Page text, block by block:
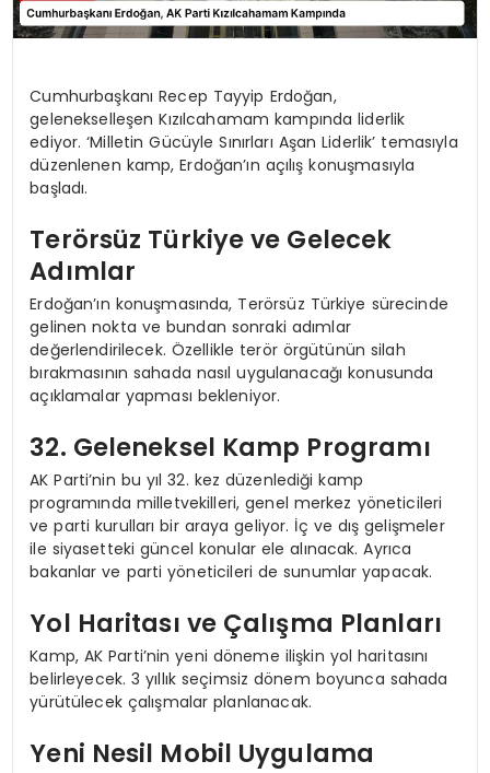
Cumhurbaşkanı Recep Tayyip Erdoğan,
gelenekselleşen Kızılcahamam kampında liderlik
ediyor. ‘Milletin Gücüyle Sınırları Aşan Liderlik’ temasıyla
düzenlenen kamp, Erdoğan’ın açılış konuşmasıyla
başladı.
Terörsüz Türkiye ve Gelecek
Adımlar
Erdoğan’ın konuşmasında, Terörsüz Türkiye sürecinde
gelinen nokta ve bundan sonraki adımlar
değerlendirilecek. Özellikle terör örgütünün silah
bırakmasının sahada nasıl uygulanacağı konusunda
açıklamalar yapması bekleniyor.
32. Geleneksel Kamp Programı
AK Parti’nin bu yıl 32. kez düzenlediği kamp
programında milletvekilleri, genel merkez yöneticileri
ve parti kurulları bir araya geliyor. İç ve dış gelişmeler
ile siyasetteki güncel konular ele alınacak. Ayrıca
bakanlar ve parti yöneticileri de sunumlar yapacak.
Yol Haritası ve Çalışma Planları
Kamp, AK Parti’nin yeni döneme ilişkin yol haritasını
belirleyecek. 3 yıllık seçimsiz dönem boyunca sahada
yürütülecek çalışmalar planlanacak.
Yeni Nesil Mobil Uygulama